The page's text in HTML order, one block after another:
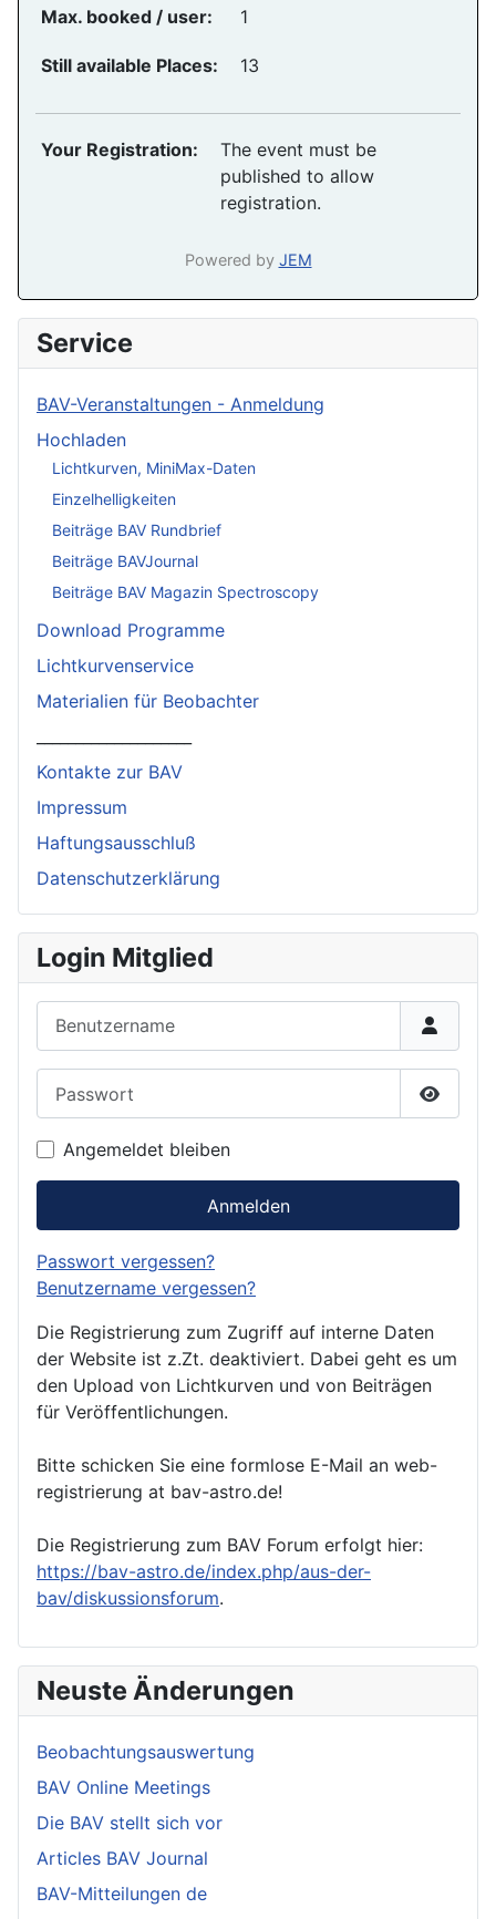
Max. booked / user: 1
Still available Places: 13
Your Registration:
The event must be
published to allow
registration.
Powered by JEM
Service
BAV-Veranstaltungen - Anmeldung
Hochladen
Lichtkurven, MiniMax-Daten
Einzelhelligkeiten
Beiträge BAV Rundbrief
Beiträge BAVJournal
Beiträge BAV Magazin Spectroscopy
Download Programme
Lichtkurvenservice
Materialien für Beobachter
Kontakte zur BAV
Impressum
Haftungsausschluß
Datenschutzerklärung
Login Mitglied
Angemeldet bleiben
Anmelden
Passwort vergessen?
Benutzername vergessen?
Die Registrierung zum Zugriff auf interne Daten
der Website ist z.Zt. deaktiviert. Dabei geht es um
den Upload von Lichtkurven und von Beiträgen
für Veröffentlichungen.
Bitte schicken Sie eine formlose E-Mail an web-
registrierung at bav-astro.de!
Die Registrierung zum BAV Forum erfolgt hier:
https://bav-astro.de/index.php/aus-der-
bav/diskussionsforum.
Neuste Änderungen
Beobachtungsauswertung
BAV Online Meetings
Die BAV stellt sich vor
Articles BAV Journal
BAV-Mitteilungen de